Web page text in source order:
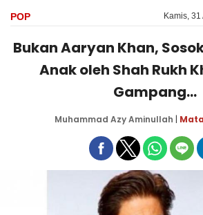
POP Kamis,
Bukan Aaryan Khan,
Anak oleh Shah Rukh
Gampang...
Muhammad Azy Aminullah |